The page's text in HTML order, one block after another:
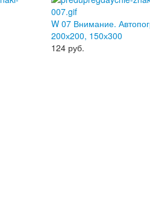
W 07 Внимание.
200х200, 150х300
124 руб.